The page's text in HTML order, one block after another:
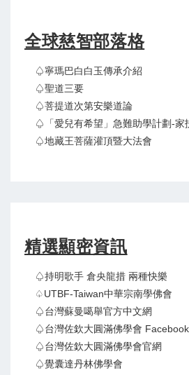
全球慈智部落格
♤寧瑪巴白白玉傳承介紹
♤聖道三要
♤菩提道次第安樂道論
♤「愛兒有希望」急難助學計劃-家
♤地藏王菩薩灌頂暨大法會
精選顯密資訊
♤持明歌手 倉央龍措 兩種快樂
♤UTBF-Taiwan中華宗南學佛會
♤台灣蘇曼噶舉官方中文網
♤台灣佐欽大圓滿佛學會
♤台灣佐欽大圓滿佛學會官網
♤覺囊達丹林佛學會